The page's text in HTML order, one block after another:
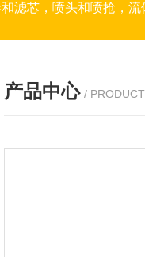
滤芯，喷头和喷抢，流
产品中心 /